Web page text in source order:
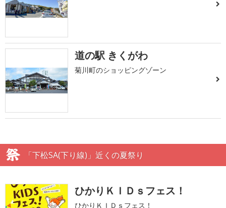
道の駅 きくがわ
菊川町のショッピングゾーン
「下松SA(下り線)」近くの夏祭り
ひかりＫＩＤｓフェス！
ひかりＫＩＤｓフェス！